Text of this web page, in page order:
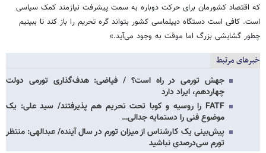
که اقتصاد کشورمان برای حرکت دوباره به سمت پیشرفت نیازمند کمک سیاسی
است. کافی است دستگاه دیپلماسی کشور بتواند گره تحریم را باز کند تا ببینیم
چطور گشایشی بزرگ اما موقت به وجود می‌آید.»
خبرهای مرتبط
جهش تورمی در راه است؟ / فیاضی: هدف‌گذاری تورمی دولت
چهاردهم، ایراد دارد
FATF را روسیه و کوبا تحت تحریم هم پذیرفتند/ سید علی: یک
موضوع فنی را دستمایه جدالی…
پیش‌بینی یک کارشناس از میزان تورم در سال آینده/ عبدالهی:‌ منتظر
تورم سی‌درصدی نباشید